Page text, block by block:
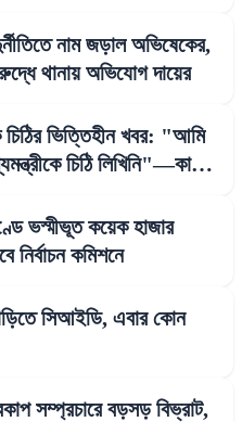
নাম জড়াল অভিষেকের,
থানায় অভিযোগ দায়ের
চিঠির ভিত্তিহীন খবর: "আমি
চিঠি লিখিনি"—কাকলী
ভস্মীভূত কয়েক হাজার
নির্বাচন কমিশনে
সিআইডি, এবার কোন
সম্প্রচারে বড়সড় বিভ্রাট,